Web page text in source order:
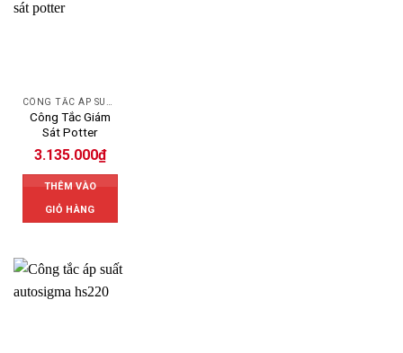
Công Tắc Giám
Sát Potter
3.135.000₫
THÊM VÀO
GIỎ HÀNG